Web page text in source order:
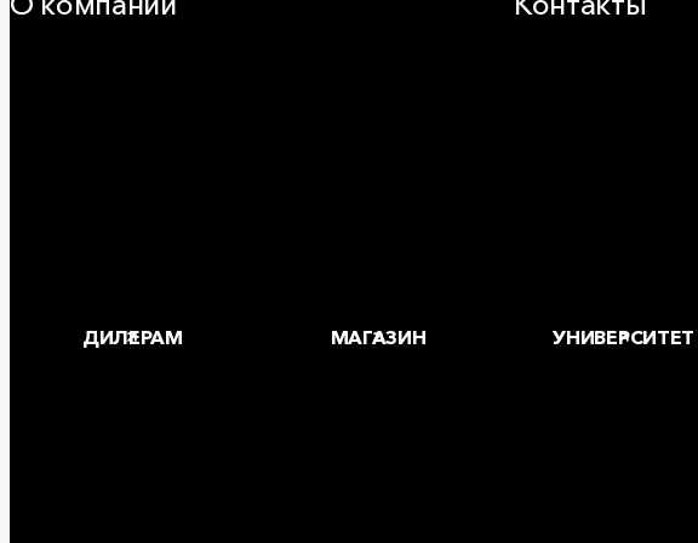
ДИЛЕРАМ МАГАЗИН УНИВЕРСИТЕТ